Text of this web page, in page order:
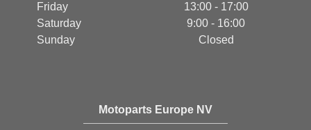
Friday
13:00 - 17:00
Saturday
9:00 - 16:00
Sunday
Closed
Motoparts Europe NV